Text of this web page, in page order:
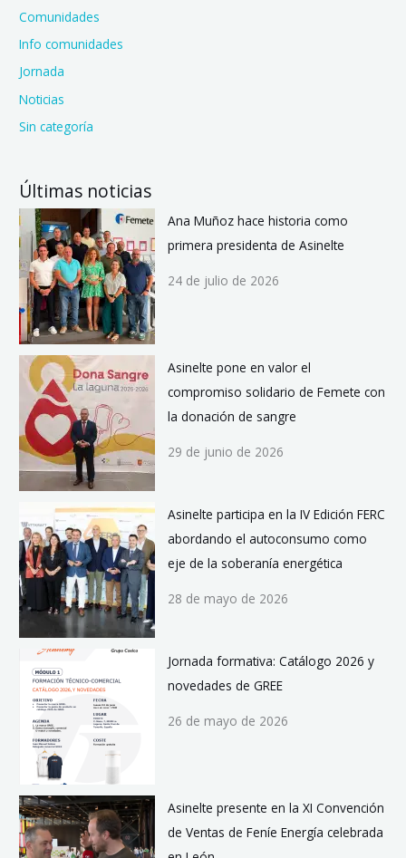
Comunidades
Info comunidades
Jornada
Noticias
Sin categoría
Últimas noticias
Ana Muñoz hace historia como
primera presidenta de Asinelte
24 de julio de 2026
Asinelte pone en valor el
compromiso solidario de Femete con
la donación de sangre
29 de junio de 2026
Asinelte participa en la IV Edición FERC
abordando el autoconsumo como
eje de la soberanía energética
28 de mayo de 2026
Jornada formativa: Catálogo 2026 y
novedades de GREE
26 de mayo de 2026
Asinelte presente en la XI Convención
de Ventas de Feníe Energía celebrada